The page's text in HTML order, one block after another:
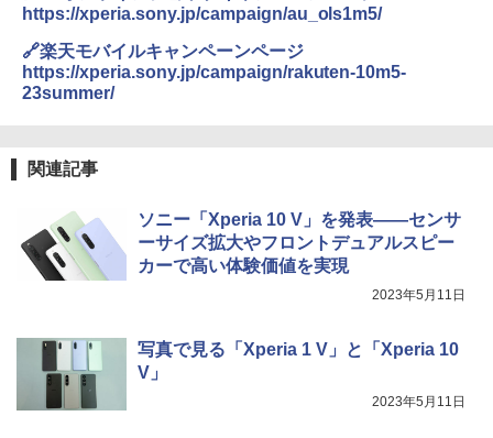
https://xperia.sony.jp/campaign/au_ols1m5/
🔗楽天モバイルキャンペーンページ
https://xperia.sony.jp/campaign/rakuten-10m5-
23summer/
関連記事
ソニー「Xperia 10 V」を発表――センサ
ーサイズ拡大やフロントデュアルスピー
カーで高い体験価値を実現
2023年5月11日
写真で見る「Xperia 1 V」と「Xperia 10
V」
2023年5月11日